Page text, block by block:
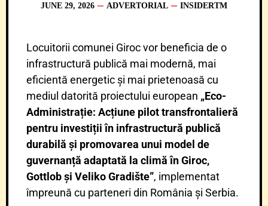
JUNE 29, 2026 ADVERTORIAL INSIDERTM
Locuitorii comunei Giroc vor beneficia de o
infrastructură publică mai modernă, mai
eficientă energetic și mai prietenoasă cu
mediul datorită proiectului european „Eco-
Administrație: Acțiune pilot transfrontalieră
pentru investiții în infrastructură publică
durabilă și promovarea unui model de
guvernanță adaptată la climă în Giroc,
Gottlob și Veliko Gradište”, implementat
împreună cu parteneri din România și Serbia.